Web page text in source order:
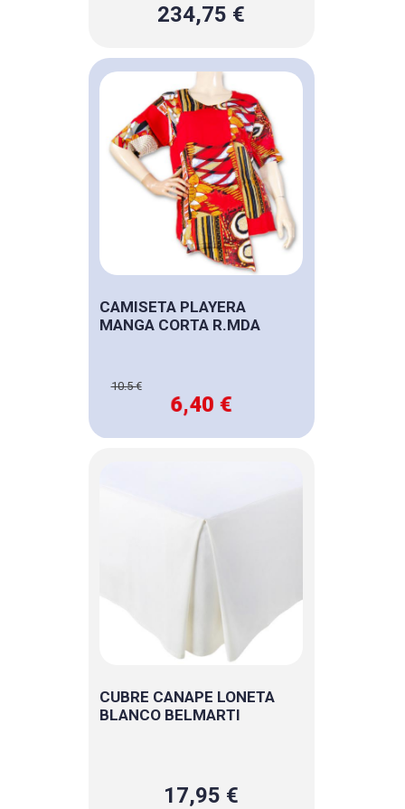
234,75 €
CAMISETA PLAYERA
MANGA CORTA R.MDA
10.5 €
6,40 €
CUBRE CANAPE LONETA
BLANCO BELMARTI
17,95 €